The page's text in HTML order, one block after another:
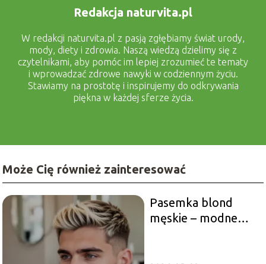
Redakcja naturvita.pl
W redakcji naturvita.pl z pasją zgłębiamy świat urody,
mody, diety i zdrowia. Naszą wiedzą dzielimy się z
czytelnikami, aby pomóc im lepiej zrozumieć te tematy
i wprowadzać zdrowe nawyki w codziennym życiu.
Stawiamy na prostotę i inspirujemy do odkrywania
piękna w każdej sferze życia.
Może Cię również zainteresować
Pasemka blond
męskie – modne